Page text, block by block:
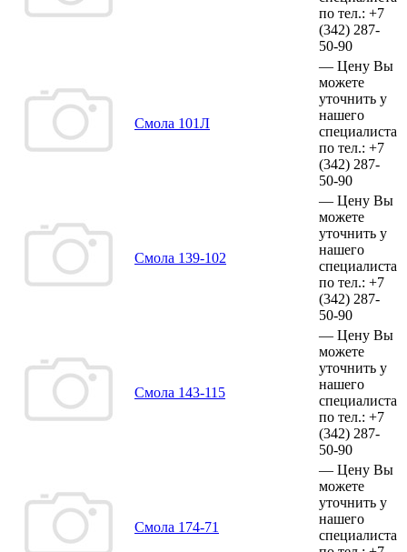
по тел.: +7
(342) 287-
50-90
Смола 101Л
— Цену Вы
можете
уточнить у
нашего
специалиста
по тел.: +7
(342) 287-
50-90
Смола 139-102
— Цену Вы
можете
уточнить у
нашего
специалиста
по тел.: +7
(342) 287-
50-90
Смола 143-115
— Цену Вы
можете
уточнить у
нашего
специалиста
по тел.: +7
(342) 287-
50-90
Смола 174-71
— Цену Вы
можете
уточнить у
нашего
специалиста